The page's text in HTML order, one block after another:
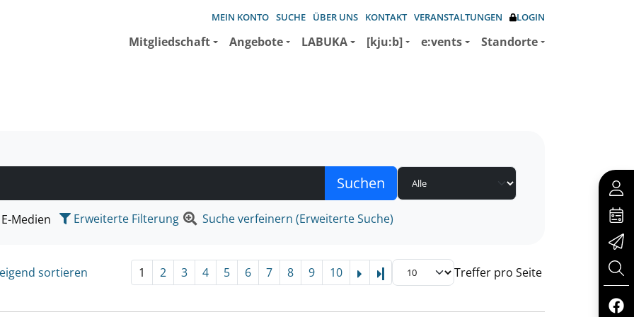
MEIN KONTO SUCHE ÜBER UNS KONTAKT VERANSTALTUNGEN LOGIN
Mitgliedschaft Angebote LABUKA [kju:b] e:vents Standorte
suchen wollen.
E-Medien Erweiterte Filterung Suche verfeinern (Erweiterte Suche)
sortieren 1 2 3 4 5 6 7 8 9 10 Letzte Seite Treffer pro Seite